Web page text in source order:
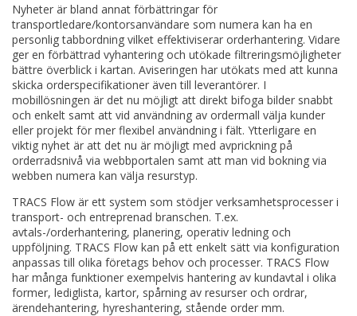
Nyheter är bland annat förbättringar för
transportledare/kontorsanvändare som numera kan ha en
personlig tabbordning vilket effektiviserar orderhantering. Vidare
ger en förbättrad vyhantering och utökade filtreringsmöjligheter
bättre överblick i kartan. Aviseringen har utökats med att kunna
skicka orderspecifikationer även till leverantörer. I
mobillösningen är det nu möjligt att direkt bifoga bilder snabbt
och enkelt samt att vid användning av ordermall välja kunder
eller projekt för mer flexibel användning i fält. Ytterligare en
viktig nyhet är att det nu är möjligt med avprickning på
orderradsnivå via webbportalen samt att man vid bokning via
webben numera kan välja resurstyp.
TRACS Flow är ett system som stödjer verksamhetsprocesser i
transport- och entreprenad branschen. T.ex.
avtals-/orderhantering, planering, operativ ledning och
uppföljning. TRACS Flow kan på ett enkelt sätt via konfiguration
anpassas till olika företags behov och processer. TRACS Flow
har många funktioner exempelvis hantering av kundavtal i olika
former, lediglista, kartor, spårning av resurser och ordrar,
ärendehantering, hyreshantering, stående order mm.